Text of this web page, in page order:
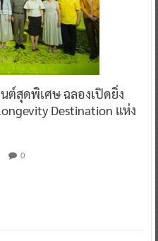
ต์สุดพิเศษ ฉลองเปิดยิ่ง
Destination แห่ง
0